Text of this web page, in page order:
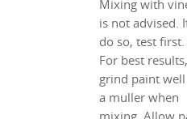
Mixing with
is not advised.
do so, test first.
For best results,
grind paint
a muller when